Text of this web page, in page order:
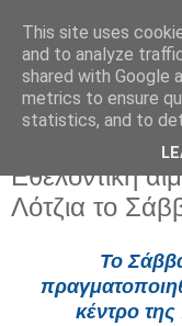
Πέμπτη 20 Μαρτίου
Εθελοντική
Λότζια το
Το
κέντρο
This site uses
and to analyze
shared with Google
metrics to ensure
statistics, and to